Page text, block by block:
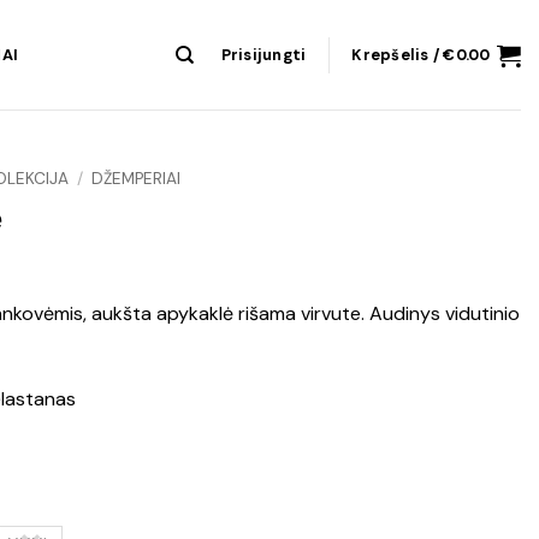
Prisijungti Krepšelis /€0.00
/ DŽEMPERIAI
aukšta apykaklė rišama virvute. Audinys vidutinio